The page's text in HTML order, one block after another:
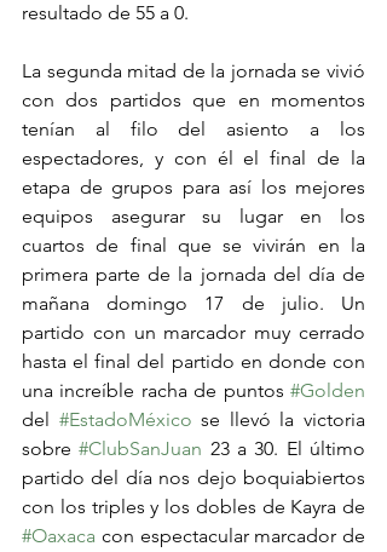
resultado de 55 a 0.
La segunda mitad de la jornada se vivió
con dos partidos que en momentos
tenían al filo del asiento a los
espectadores, y con él el final de la
etapa de grupos para así los mejores
equipos asegurar su lugar en los
cuartos de final que se vivirán en la
primera parte de la jornada del día de
mañana domingo 17 de julio. Un
partido con un marcador muy cerrado
hasta el final del partido en donde con
una increíble racha de puntos #Golden
del #EstadoMéxico se llevó la victoria
sobre #ClubSanJuan 23 a 30. El último
partido del día nos dejo boquiabiertos
#Oaxaca con espectacular marcador de